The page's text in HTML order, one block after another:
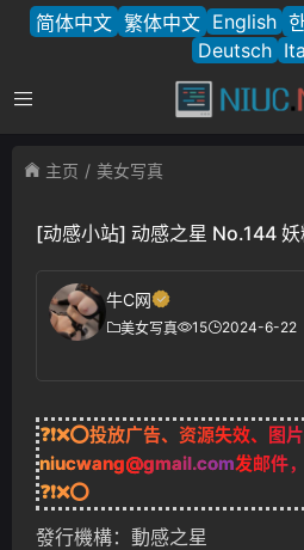
简体中文 繁体中文 English
Deutsch
主页 美女写真
[动感小站] 动感之星 No.144
牛C网
美女写真 15 2024-6-22
❓❗❌⭕投放广告、资源失效、图
niucwang@gmail.com发邮件
❓❗❌⭕
發行機構：動感之星